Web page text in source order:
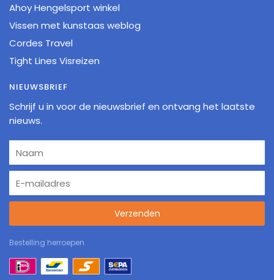
Ahoy Hengelsport winkel
Vissen met kunstaas weblog
Cordes Travel
Tight Lines Visreizen
NIEUWSBRIEF
Schrijf u in voor de nieuwsbrief en ontvang het laatste
nieuws.
Verzenden
Bestelling herroepen